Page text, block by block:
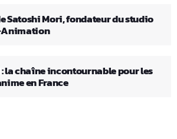
Satoshi Mori, fondateur du studio
la chaîne incontournable pour les
en France